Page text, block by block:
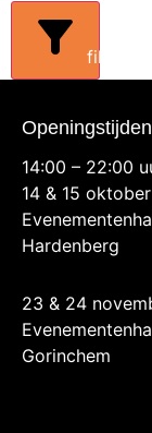
filters
Openingstijden
14:00 – 22:00
14 & 15
Hardenberg
23 & 24
Gorinchem